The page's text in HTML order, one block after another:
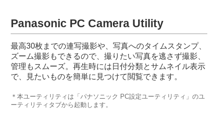
Panasonic PC Camera Utility
最高30枚までの連写撮影や、写真へのタイムスタンプ、
ズーム撮影もできるので、撮りたい写真を逃さず撮影、
管理もスムーズ。再生時には日付分類とサムネイル表示
で、見たいものを簡単に見つけて閲覧できます。
＊本ユーティリティは「パナソニック PC設定ユーティリティ」のユ
ーティリティタブから起動します。